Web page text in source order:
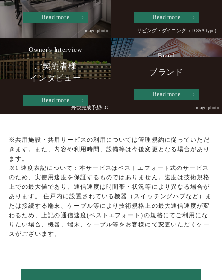
image photo
Read more
リビング・ダイニング（D-85A type）
Read more
外観完成予想CG
Owner's Interview
ご契約者様
インタビュー
Read more
image photo
Brand
ブランド
Read more
※共用施設・共用サービスの利用については管理規約に従っていただ
きます。また、内容や利用時間、設備等は今後変更となる場合があり
ます。
※1 速度表記について：本サービスはベストエフォート式のサービス
のため、実使用速度を保証するものではありません。速度は技術規格
上での最大値であり、通信速度は時間帯・状況等により異なる場合が
あります。 住戸内に設置されている機器（スイッチングハブなど）ま
たは接続する端末、ケーブル等により技術規格上の最大通信速度が変
わるため、上記の通信速度(ベストエフォート)の規格にてご利用にな
りたい場合、機器、端末、ケーブル等をお客様にて変更いただくケー
スがございます。